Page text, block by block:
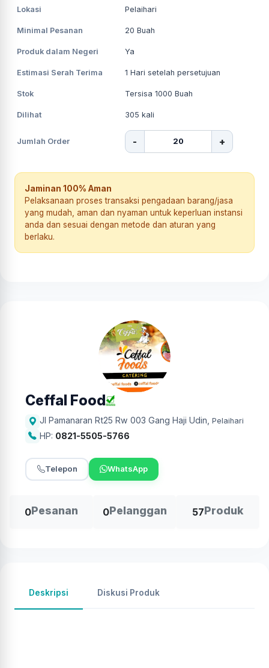
Lokasi Pelaihari
Minimal Pesanan 20 Buah
Produk dalam Negeri Ya
Estimasi Serah Terima 1 Hari setelah persetujuan
Stok Tersisa 1000 Buah
Dilihat 305 kali
Jumlah Order - +
Jaminan 100% Aman
Pelaksanaan proses transaksi pengadaan barang/jasa
yang mudah, aman dan nyaman untuk keperluan instansi
anda dan sesuai dengan metode dan aturan yang
berlaku.
Ceffal Food
Jl Pamanaran Rt25 Rw 003 Gang Haji Udin Pelaihari
HP: 0821-5505-5766
Telepon WhatsApp
0Pesanan 0Pelanggan 57Produk
Deskripsi Diskusi Produk